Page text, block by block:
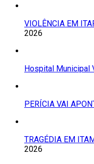
VIOLÊNCIA EM
2026
Hospital Municipal
PERÍCIA VAI
TRAGÉDIA EM
2026